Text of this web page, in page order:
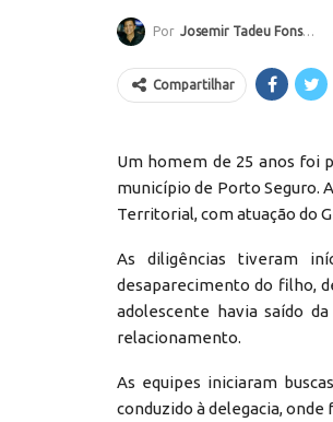
Por Josemir Tadeu Fonseca
Compartilhar
Um homem de 25 anos foi
município de Porto Seguro.
Territorial, com atuação do
As diligências tiveram
desaparecimento do filho,
adolescente havia saído
relacionamento.
As equipes iniciaram
conduzido à delegacia,